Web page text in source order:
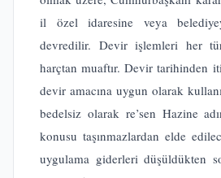
il özel idaresine veya
devredilir. Devir işlemleri her
harçtan muaftır. Devir tarihinden
devir amacına uygun olarak
bedelsiz olarak re’sen Hazine
konusu taşınmazlardan elde
uygulama giderleri düşüldükten